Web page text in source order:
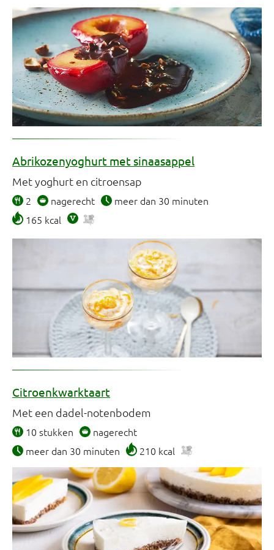
Abrikozenyoghurt met sinaasappel
Met yoghurt en citroensap
2 nagerecht
meer dan 30 minuten
165 kcal
Citroenkwarktaart
Met een dadel-notenbodem
10 stukken
nagerecht
meer dan 30 minuten
210 kcal